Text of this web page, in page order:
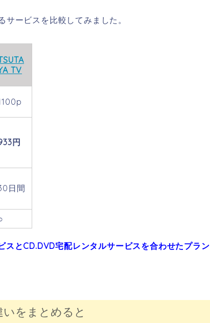
ービスを比較してみました。
TV
円
日間
スとCD.DVD宅配レンタルサービスを合わせたプラ
をまとめると